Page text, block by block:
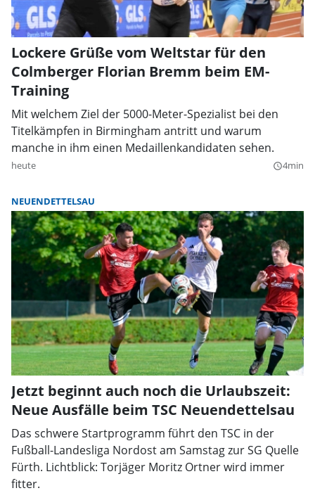
Lockere Grüße vom Weltstar für den
Colmberger Florian Bremm beim EM-
Training
Mit welchem Ziel der 5000-Meter-Spezialist bei den
Titelkämpfen in Birmingham antritt und warum
manche in ihm einen Medaillenkandidaten sehen.
heute query_builder4min
NEUENDETTELSAU
Jetzt beginnt auch noch die Urlaubszeit:
Neue Ausfälle beim TSC Neuendettelsau
Das schwere Startprogramm führt den TSC in der
Fußball-Landesliga Nordost am Samstag zur SG Quelle
Fürth. Lichtblick: Torjäger Moritz Ortner wird immer
fitter.